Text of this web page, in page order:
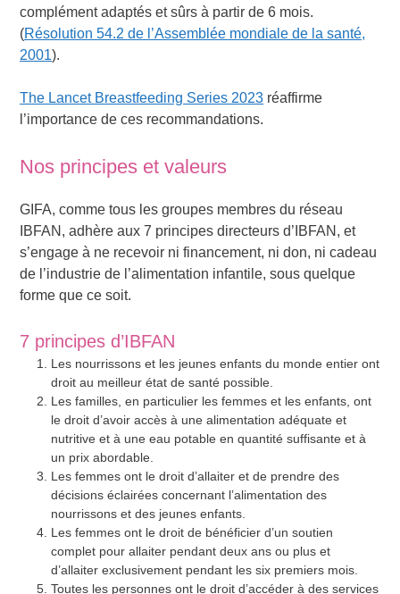
complément adaptés et sûrs à partir de 6 mois.
(Résolution 54.2 de l’Assemblée mondiale de la santé,
2001).
The Lancet Breastfeeding Series 2023 réaffirme
l’importance de ces recommandations.
Nos principes et valeurs
GIFA, comme tous les groupes membres du réseau
IBFAN, adhère aux 7 principes directeurs d’IBFAN, et
s’engage à ne recevoir ni financement, ni don, ni cadeau
de l’industrie de l’alimentation infantile, sous quelque
forme que ce soit.
7 principes d’IBFAN
Les nourrissons et les jeunes enfants du monde entier ont
droit au meilleur état de santé possible.
Les familles, en particulier les femmes et les enfants, ont
le droit d’avoir accès à une alimentation adéquate et
nutritive et à une eau potable en quantité suffisante et à
un prix abordable.
Les femmes ont le droit d’allaiter et de prendre des
décisions éclairées concernant l’alimentation des
nourrissons et des jeunes enfants.
Les femmes ont le droit de bénéficier d’un soutien
complet pour allaiter pendant deux ans ou plus et
d’allaiter exclusivement pendant les six premiers mois.
Toutes les personnes ont le droit d’accéder à des services